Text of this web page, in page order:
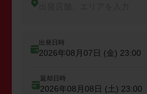
出発日時
2026年08月07日 (金) 23:00
返却日時
2026年08月08日 (土) 23:00